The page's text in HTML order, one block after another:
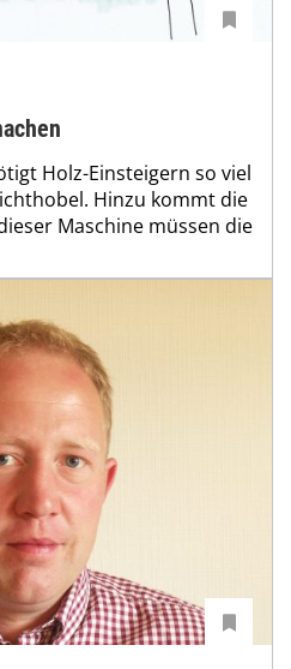
Holz-Einsteigern so viel
Hinzu kommt die
Maschine müssen die